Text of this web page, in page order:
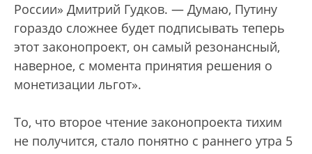
России» Дмитрий Гудков. — Думаю, Путину
гораздо сложнее будет подписывать теперь
этот законопроект, он самый резонансный,
наверное, с момента принятия решения о
монетизации льгот».
То, что второе чтение законопроекта тихим
не получится, стало понятно с раннего утра 5